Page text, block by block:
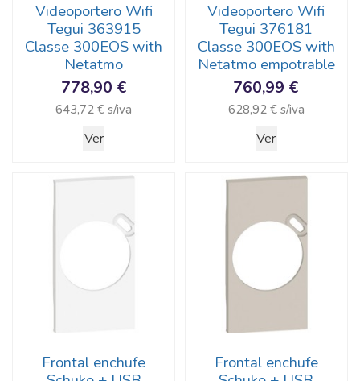
Videoportero Wifi
Tegui 363915
Classe 300EOS with
Netatmo
778,90 €
643,72 € s/iva
Ver
Videoportero Wifi
Tegui 376181
Classe 300EOS with
Netatmo empotrable
760,99 €
628,92 € s/iva
Ver
Frontal enchufe
Frontal enchufe